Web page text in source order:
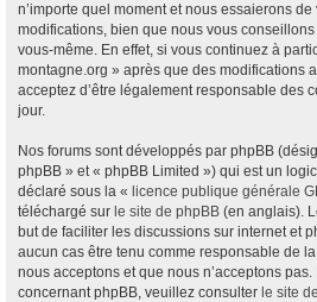
n’importe quel moment et nous essaierons
modifications, bien que nous vous
vous-même. En effet, si vous continuez à
montagne.org » après que des modifications
acceptez d’être légalement responsable des
jour.
Nos forums sont développés par phpBB
phpBB » et « phpBB Limited ») qui est un
déclaré sous la « licence publique générale
téléchargé sur le site de phpBB (en anglais).
but de faciliter les discussions sur internet et
aucun cas être tenu comme responsable de
nous acceptons et que nous n’acceptons
concernant phpBB, veuillez consulter le site